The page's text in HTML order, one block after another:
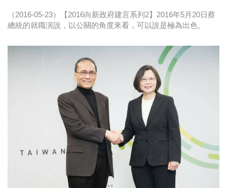
（2016-05-23）【2016向新政府建言系列2】2016年5月20日蔡
總統的就職演說，以公關的角度來看，可以說是極為出色。
感美照
域動行銷公布人事異動
CSD中衛營運長張德成：中衛跳脫框架 玩出口罩新
金獎的代價 牛恆泰：沒人知道我失去什麼！
台灣百事食品 注重品牌體驗創造差異化
黃麗萍：媒體代理商有幫客戶升級的責任！